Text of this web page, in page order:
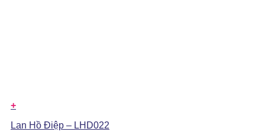
+
Lan Hồ Điệp – LHD022